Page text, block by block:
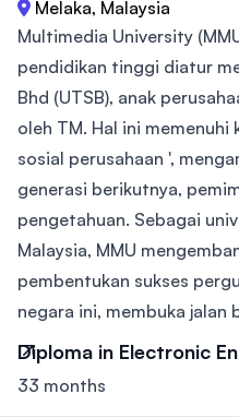
Melaka, Malaysia
Multimedia University
pendidikan tinggi diatur
Bhd (UTSB), anak
oleh TM. Hal ini
sosial perusahaan ',
generasi berikutnya,
pengetahuan. Sebagai
Malaysia, MMU
pembentukan sukses
negara ini, membuka jalan
Diploma in Electronic
33 months